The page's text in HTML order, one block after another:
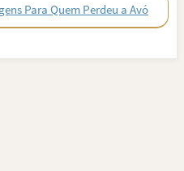
Para Quem Perdeu a Avó